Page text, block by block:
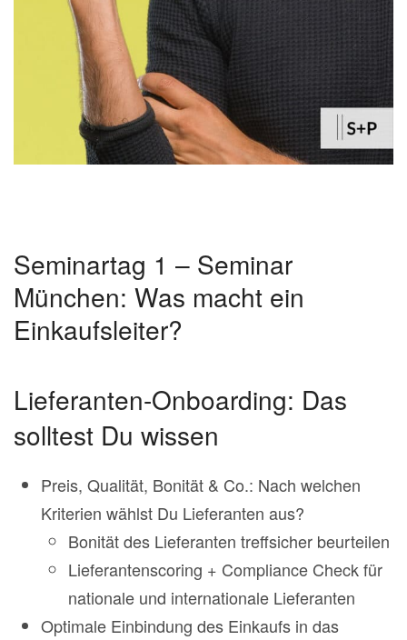
Seminartag 1 – Seminar
München: Was macht ein
Einkaufsleiter?
Lieferanten-Onboarding: Das
solltest Du wissen
Preis, Qualität, Bonität & Co.: Nach welchen
Kriterien wählst Du Lieferanten aus?
Bonität des Lieferanten treffsicher beurteilen
Lieferantenscoring + Compliance Check für
nationale und internationale Lieferanten
Optimale Einbindung des Einkaufs in das